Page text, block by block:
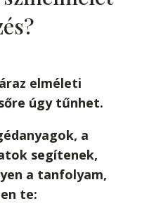
elméleti
úgy tűnhet.
a
segítenek,
a tanfolyam,
te: